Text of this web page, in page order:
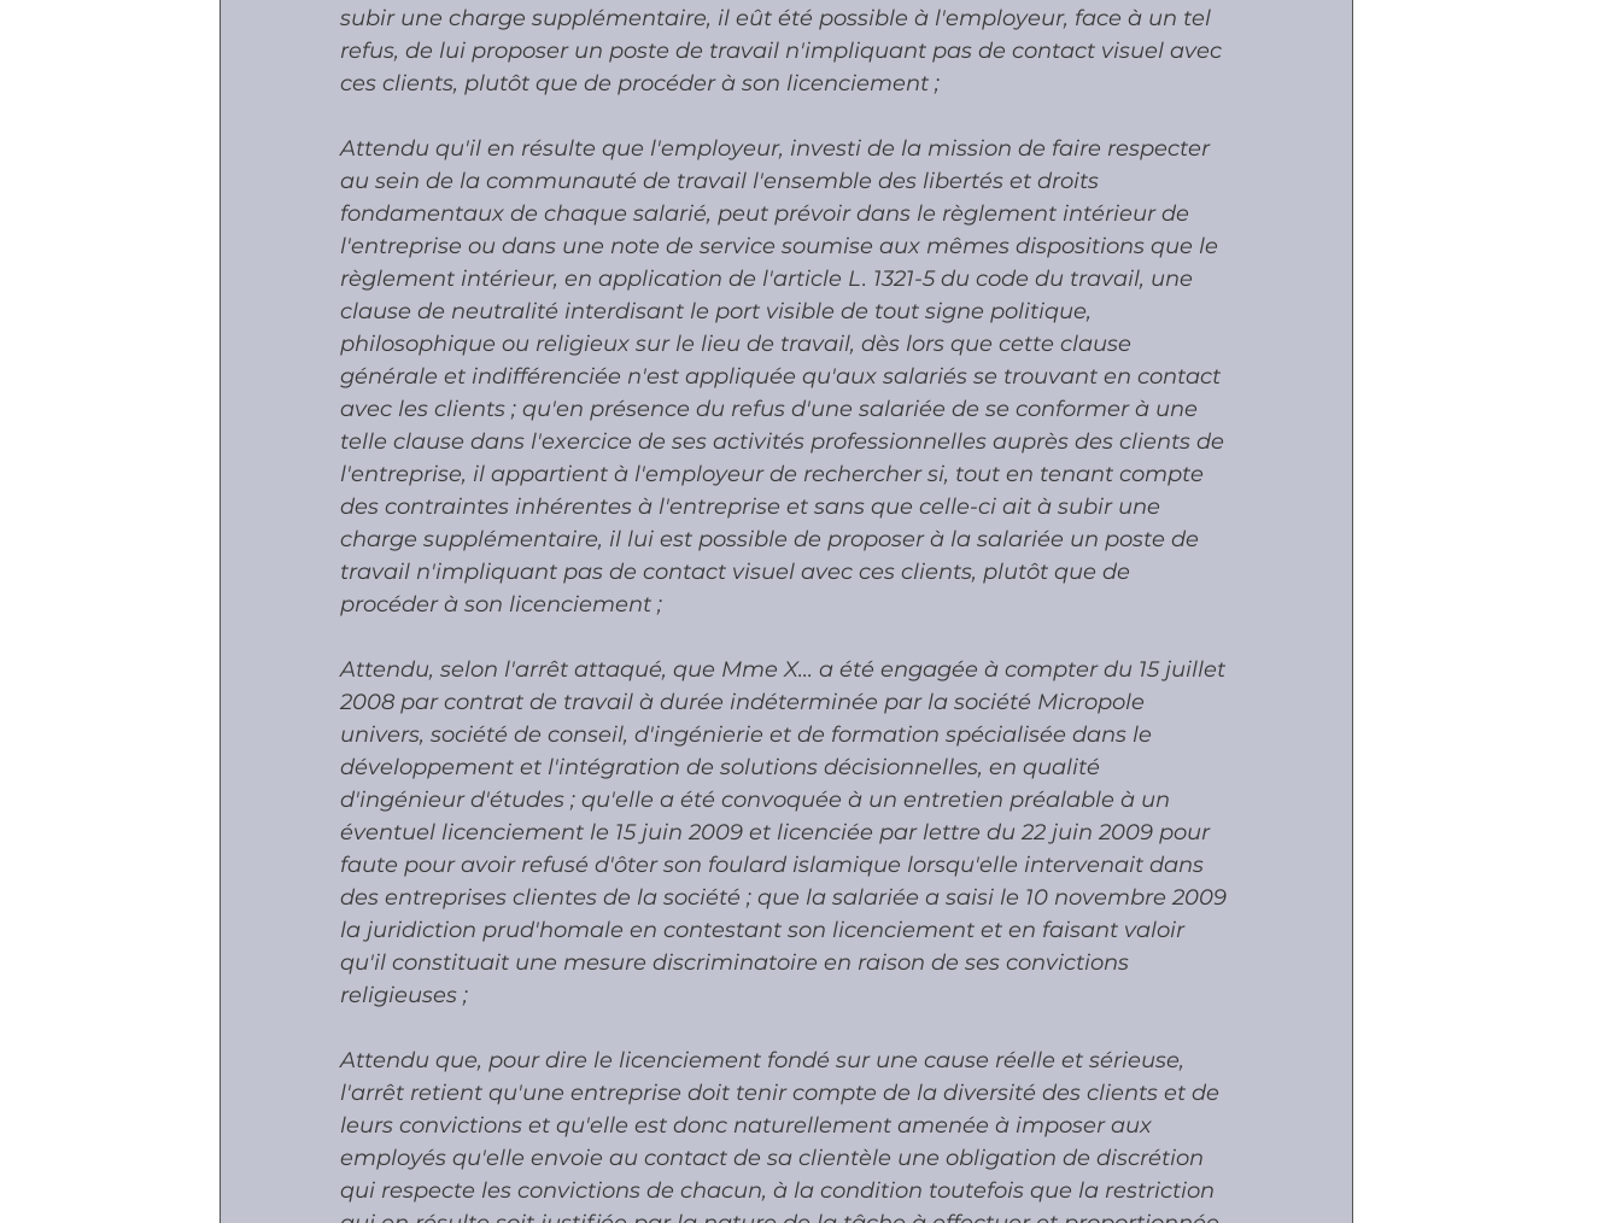
subir une charge supplémentaire, il eût été possible à l'employeur, face à un tel
refus, de lui proposer un poste de travail n'impliquant pas de contact visuel avec
ces clients, plutôt que de procéder à son licenciement ;
Attendu qu'il en résulte que l'employeur, investi de la mission de faire respecter
au sein de la communauté de travail l'ensemble des libertés et droits
fondamentaux de chaque salarié, peut prévoir dans le règlement intérieur de
l'entreprise ou dans une note de service soumise aux mêmes dispositions que le
règlement intérieur, en application de l'article L. 1321-5 du code du travail, une
clause de neutralité interdisant le port visible de tout signe politique,
philosophique ou religieux sur le lieu de travail, dès lors que cette clause
générale et indifférenciée n'est appliquée qu'aux salariés se trouvant en contact
avec les clients ; qu'en présence du refus d'une salariée de se conformer à une
telle clause dans l'exercice de ses activités professionnelles auprès des clients de
l'entreprise, il appartient à l'employeur de rechercher si, tout en tenant compte
des contraintes inhérentes à l'entreprise et sans que celle-ci ait à subir une
charge supplémentaire, il lui est possible de proposer à la salariée un poste de
travail n'impliquant pas de contact visuel avec ces clients, plutôt que de
procéder à son licenciement ;
Attendu, selon l'arrêt attaqué, que Mme X... a été engagée à compter du 15 juillet
2008 par contrat de travail à durée indéterminée par la société Micropole
univers, société de conseil, d'ingénierie et de formation spécialisée dans le
développement et l'intégration de solutions décisionnelles, en qualité
d'ingénieur d'études ; qu'elle a été convoquée à un entretien préalable à un
éventuel licenciement le 15 juin 2009 et licenciée par lettre du 22 juin 2009 pour
faute pour avoir refusé d'ôter son foulard islamique lorsqu'elle intervenait dans
des entreprises clientes de la société ; que la salariée a saisi le 10 novembre 2009
la juridiction prud'homale en contestant son licenciement et en faisant valoir
qu'il constituait une mesure discriminatoire en raison de ses convictions
religieuses ;
Attendu que, pour dire le licenciement fondé sur une cause réelle et sérieuse,
l'arrêt retient qu'une entreprise doit tenir compte de la diversité des clients et de
leurs convictions et qu'elle est donc naturellement amenée à imposer aux
employés qu'elle envoie au contact de sa clientèle une obligation de discrétion
qui respecte les convictions de chacun, à la condition toutefois que la restriction